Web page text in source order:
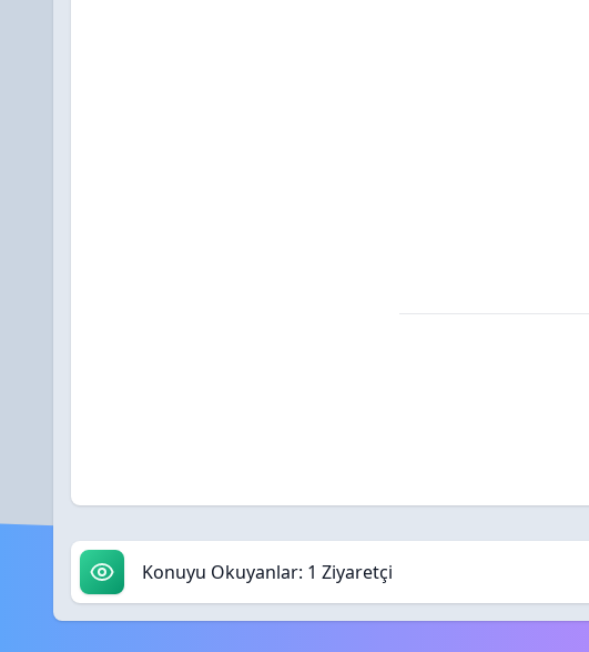
Konuyu Okuyanlar: 1 Ziyaretçi